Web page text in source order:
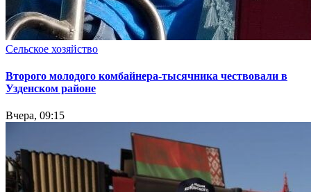
Сельское хозяйство
Второго молодого комбайнера-тысячника чествовали в
Узденском районе
Вчера, 09:15